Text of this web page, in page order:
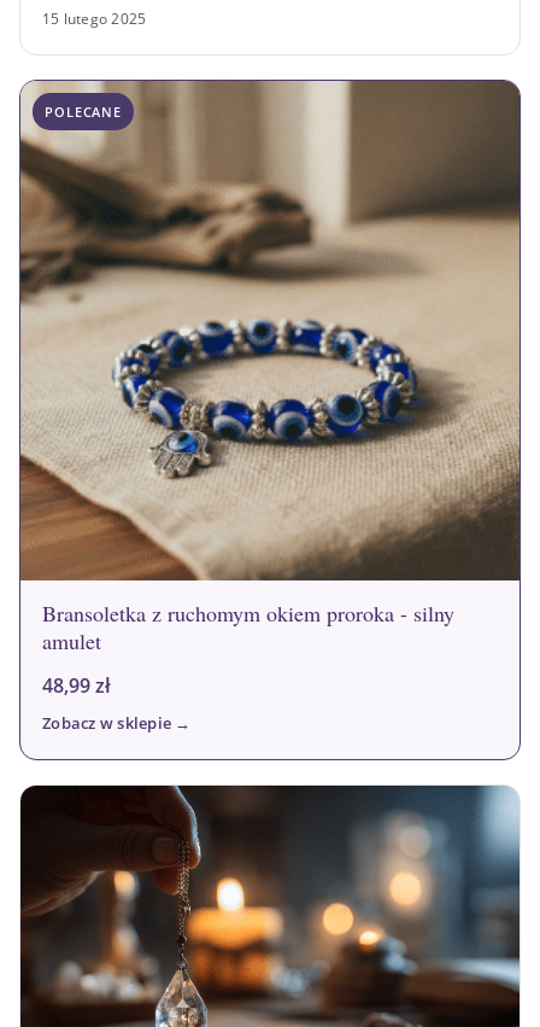
15 lutego 2025
POLECANE
Bransoletka z ruchomym okiem proroka - silny
amulet
48,99zł
Zobacz w sklepie →